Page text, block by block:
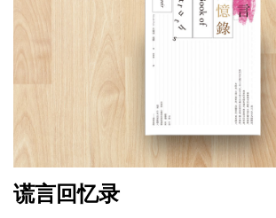
谎言回忆录